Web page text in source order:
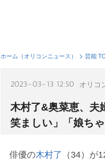
ホーム（オリコンニュース） 芸能
2023-03-13 12:50 オリコ
木村了&奥菜恵、
笑ましい」「娘ち
俳優の木村了 （34）が